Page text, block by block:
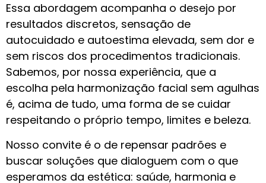
Essa abordagem acompanha o desejo por
resultados discretos, sensação de
autocuidado e autoestima elevada, sem dor e
sem riscos dos procedimentos tradicionais.
Sabemos, por nossa experiência, que a
escolha pela harmonização facial sem agulhas
é, acima de tudo, uma forma de se cuidar
respeitando o próprio tempo, limites e beleza.
Nosso convite é o de repensar padrões e
buscar soluções que dialoguem com o que
esperamos da estética: saúde, harmonia e